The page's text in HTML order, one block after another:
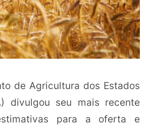
de Agricultura dos Estados
divulgou seu mais recente
para a oferta e